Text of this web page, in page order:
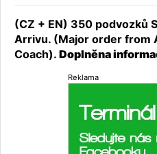
(CZ + EN) 350 podvozků
Arrivu. (Major order from
Coach). Doplněna
Reklama